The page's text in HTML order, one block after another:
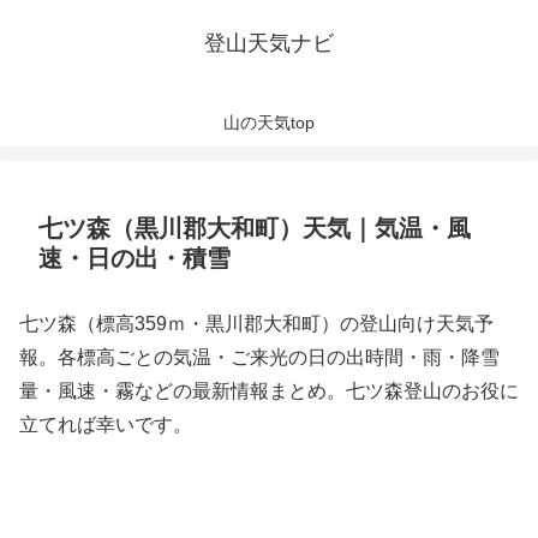
登山天気ナビ
山の天気top
七ツ森（黒川郡大和町）天気｜気温・風
速・日の出・積雪
七ツ森（標高359ｍ・黒川郡大和町）の登山向け天気予
報。各標高ごとの気温・ご来光の日の出時間・雨・降雪
量・風速・霧などの最新情報まとめ。七ツ森登山のお役に
立てれば幸いです。